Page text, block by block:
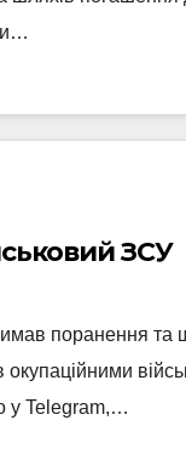
ЗСУ
поранення та
окупаційними
у Telegram,…